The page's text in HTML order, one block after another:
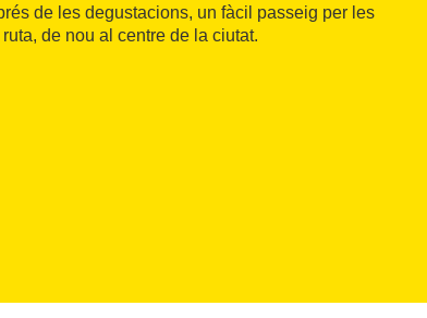
de les degustacions, un fàcil passeig per les
de nou al centre de la ciutat.